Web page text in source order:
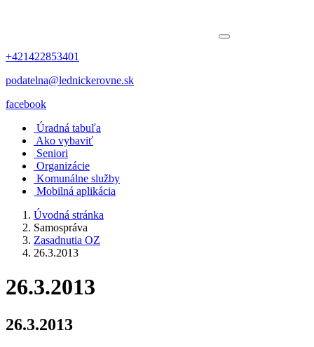
+421422853401
podatelna@lednickerovne.sk
facebook
Úradná tabuľa
Ako vybaviť
Seniori
Organizácie
Komunálne služby
Mobilná aplikácia
Úvodná stránka
Samospráva
Zasadnutia OZ
26.3.2013
26.3.2013
26.3.2013